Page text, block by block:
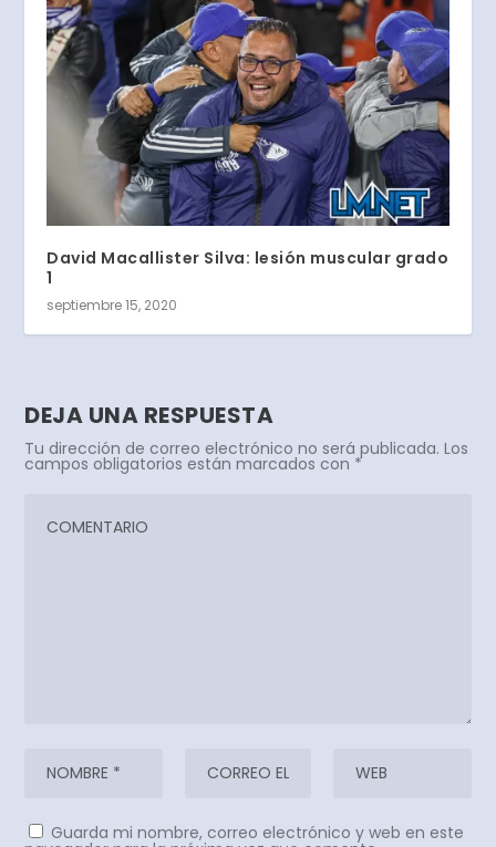
David Macallister Silva: lesión muscular grado
1
septiembre 15, 2020
DEJA UNA RESPUESTA
Tu dirección de correo electrónico no será publicada. Los
campos obligatorios están marcados con *
Guarda mi nombre, correo electrónico y web en este